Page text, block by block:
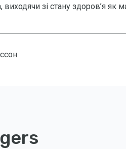
зі стану здоров’я як